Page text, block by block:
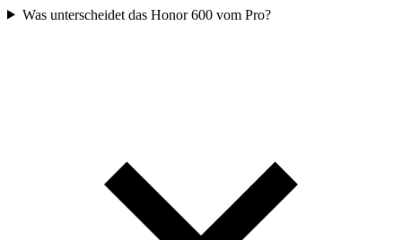
Was unterscheidet das Honor 600 vom Pro?